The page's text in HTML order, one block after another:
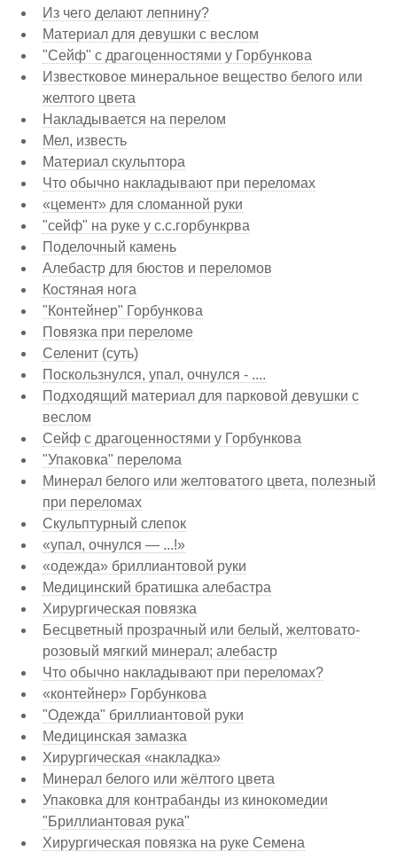
Из чего делают лепнину?
Материал для девушки с веслом
"Сейф" с драгоценностями у Горбункова
Известковое минеральное вещество белого или
желтого цвета
Накладывается на перелом
Мел, известь
Материал скульптора
Что обычно накладывают при переломах
«цемент» для сломанной руки
"сейф" на руке у с.с.горбункрва
Поделочный камень
Алебастр для бюстов и переломов
Костяная нога
"Контейнер" Горбункова
Повязка при переломе
Селенит (суть)
Поскользнулся, упал, очнулся - ....
Подходящий материал для парковой девушки с
веслом
Сейф с драгоценностями у Горбункова
"Упаковка" перелома
Минерал белого или желтоватого цвета, полезный
при переломах
Скульптурный слепок
«упал, очнулся — ...!»
«одежда» бриллиантовой руки
Медицинский братишка алебастра
Хирургическая повязка
Бесцветный прозрачный или белый, желтовато-
розовый мягкий минерал; алебастр
Что обычно накладывают при переломах?
«контейнер» Горбункова
"Одежда" бриллиантовой руки
Медицинская замазка
Хирургическая «накладка»
Минерал белого или жёлтого цвета
Упаковка для контрабанды из кинокомедии
"Бриллиантовая рука"
Хирургическая повязка на руке Семена